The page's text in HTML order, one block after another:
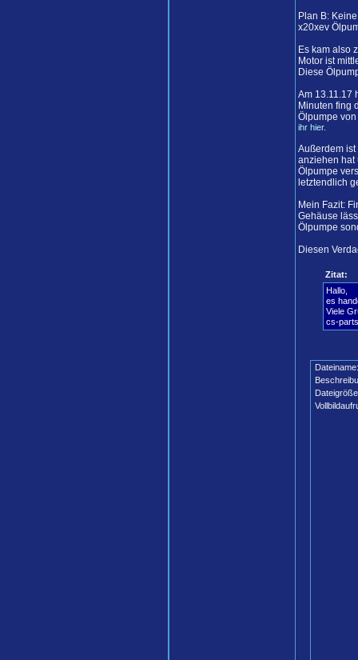
Plan B:
x20xev
Es kam also
Motor ist
Diese
Am 13.11.17
Minuten fing
Ölpumpe
ihr hier.
Außerdem
anziehen hat
Ölpumpe
letztendlich
Mein Fazit:
Gehäuse
Ölpumpe
Diesen
Zitat:
Hallo,
es
Viele
cs-parts
Dateiname: